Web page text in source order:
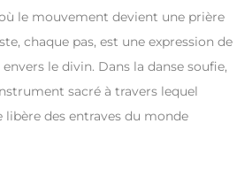
le mouvement devient une prière
chaque pas, est une expression de
le divin. Dans la danse soufie,
sacré à travers lequel
libère des entraves du monde